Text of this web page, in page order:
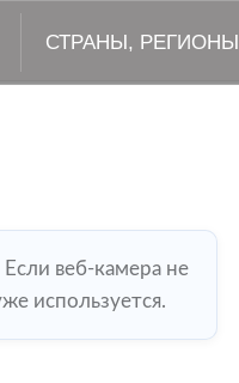
СТРАНЫ, РЕГИОНЫ
веб-камера не
используется.